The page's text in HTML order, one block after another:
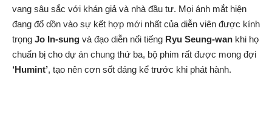
vang sâu sắc với khán giả và nhà đầu tư. Mọi ánh mắt hiện
đang đổ dồn vào sự kết hợp mới nhất của diễn viên được kính
trọng Jo In-sung và đạo diễn nổi tiếng Ryu Seung-wan khi họ
chuẩn bị cho dự án chung thứ ba, bộ phim rất được mong đợi
‘Humint’, tạo nên cơn sốt đáng kể trước khi phát hành.